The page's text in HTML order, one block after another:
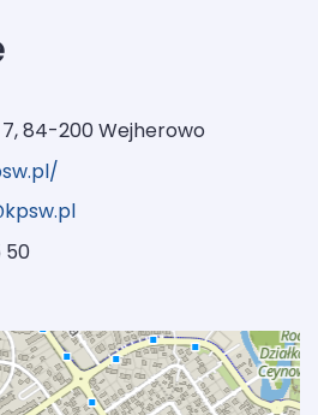
84-200 Wejherowo
50